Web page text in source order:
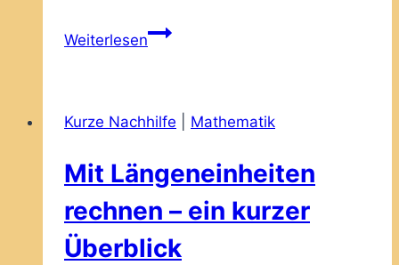
WeiterlesenMit
ein
Überblick
Kurze Nachhilfe Mathematik
Mit Längeneinheiten
rechnen – ein kurzer
Überblick